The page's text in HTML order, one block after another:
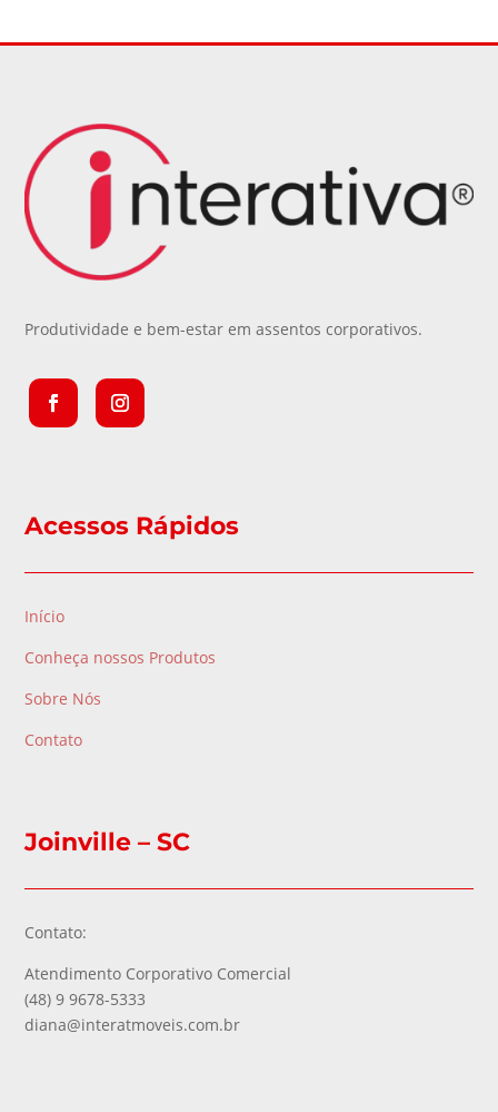
Produtividade e bem-estar em assentos corporativos.
Acessos Rápidos
Início
Conheça nossos Produtos
Sobre Nós
Contato
Joinville – SC
Contato:
Atendimento Corporativo Comercial
(48) 9 9678-5333
diana@interatmoveis.com.br